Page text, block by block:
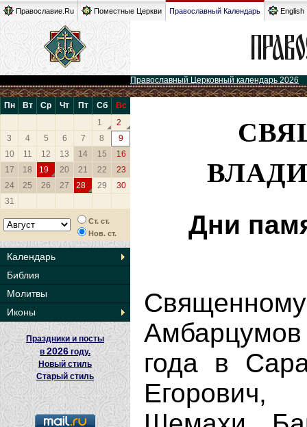
Православие.Ru Поместные Церкви Православный Календарь English
Православный Церковный календарь 2026
Пн Вт Ср Чт Пт Сб
Вс
1
2
3
4 5 6 7 8
9
10
11 12 13 14 15
16
17
18 19 20 21 22
23
24
25 26 27 28 29
30
31
Ст. ст.
Нов. ст.
Календарь
Библия
Молитвы
Иконы
Праздники и посты
в 2026 году.
Новый стиль
Старый стиль
Дни
года в